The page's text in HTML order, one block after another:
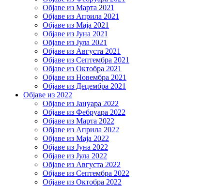
Објаве из Марта 2021
Објаве из Априла 2021
Објаве из Маја 2021
Објаве из Јуна 2021
Објаве из Јула 2021
Објаве из Августа 2021
Објаве из Септембра 2021
Објаве из Октобра 2021
Објаве из Новембра 2021
Објаве из Децембра 2021
Објаве из 2022
Објаве из Јануара 2022
Објаве из Фебруара 2022
Објаве из Марта 2022
Објаве из Априла 2022
Објаве из Маја 2022
Објаве из Јуна 2022
Објаве из Јула 2022
Објаве из Августа 2022
Објаве из Септембра 2022
Објаве из Октобра 2022